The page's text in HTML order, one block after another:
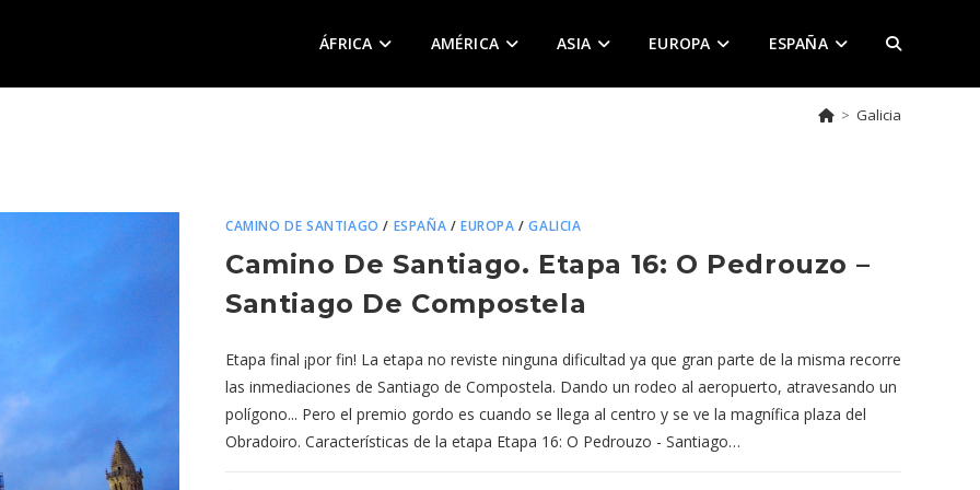
ÁFRICA AMÉRICA ASIA EUROPA ESPAÑA ALTERNAR
WEB
> Galicia
CAMINO DE SANTIAGO / ESPAÑA /EUROPA /GALICIA
Camino De Santiago. Etapa 16: O Pedrouzo –
Santiago De Compostela
Etapa final ¡por fin! La etapa no reviste ninguna dificultad ya que gran parte de la misma recorre
las inmediaciones de Santiago de Compostela. Dando un rodeo al aeropuerto, atravesando un
polígono... Pero el premio gordo es cuando se llega al centro y se ve la magnífica plaza del
Obradoiro. Características de la etapa Etapa 16: O Pedrouzo - Santiago…